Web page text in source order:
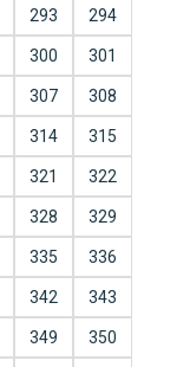
293 294
300 301
307 308
314 315
321 322
328 329
335 336
342 343
349 350